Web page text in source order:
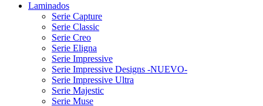
Laminados
Serie Capture
Serie Classic
Serie Creo
Serie Eligna
Serie Impressive
Serie Impressive Designs -NUEVO-
Serie Impressive Ultra
Serie Majestic
Serie Muse